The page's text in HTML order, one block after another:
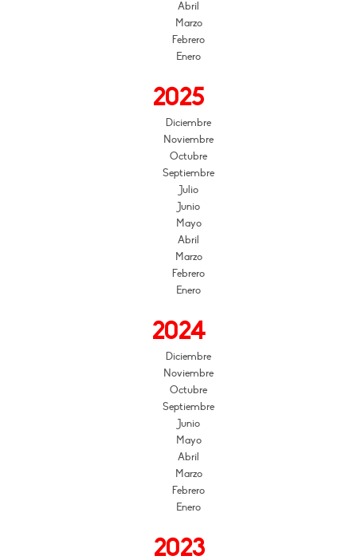
Abril
Marzo
Febrero
Enero
2025
Diciembre
Noviembre
Octubre
Septiembre
Julio
Junio
Mayo
Abril
Marzo
Febrero
Enero
2024
Diciembre
Noviembre
Octubre
Septiembre
Junio
Mayo
Abril
Marzo
Febrero
Enero
2023